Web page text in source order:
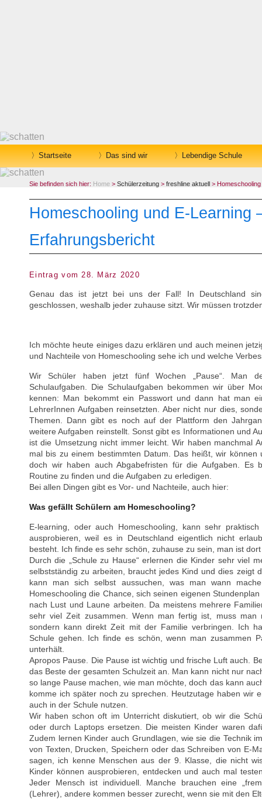
Startseite Das sind wir Lebendige Schule
Sie befinden sich hier: Home > Schülerzeitung > freshline aktuell >
Homeschooling und E-Learning
Erfahrungsbericht
Eintrag vom 28. März 2020
Genau das ist jetzt bei uns der Fall! In Deutschland
geschlossen, weshalb jeder zuhause sitzt. Wir müssen
Ich möchte heute einiges dazu erklären und auch meinen
und Nachteile von Homeschooling sehe ich und welche
Wir Schüler haben jetzt fünf Wochen „Pause“. Man
Schulaufgaben. Die Schulaufgaben bekommen wir über
kennen: Man bekommt ein Passwort und dann hat man
LehrerInnen Aufgaben reinsetzten. Aber nicht nur dies,
Themen. Dann gibt es noch auf der Plattform den
weitere Aufgaben reinstellt. Sonst gibt es Informationen und
ist die Umsetzung nicht immer leicht. Wir haben manchmal
mal bis zu einem bestimmten Datum. Das heißt, wir
doch wir haben auch Abgabefristen für die Aufgaben. Es
Routine zu finden und die Aufgaben zu erledigen.
Bei allen Dingen gibt es Vor- und Nachteile, auch hier:
Was gefällt Schülern am Homeschooling?
E-learning, oder auch Homeschooling, kann sehr
ausprobieren, weil es in Deutschland eigentlich nicht
besteht. Ich finde es sehr schön, zuhause zu sein, man ist
Durch die „Schule zu Hause“ erlernen die Kinder sehr viel
selbstständig zu arbeiten, braucht jedes Kind und dies zeigt
kann man sich selbst aussuchen, was man wann
Homeschooling die Chance, sich seinen eigenen
nach Lust und Laune arbeiten. Da meistens mehrere
sehr viel Zeit zusammen. Wenn man fertig ist, muss
sondern kann direkt Zeit mit der Familie verbringen. Ich
Schule gehen. Ich finde es schön, wenn man zusammen
unterhält.
Apropos Pause. Die Pause ist wichtig und frische Luft auch.
das Beste der gesamten Schulzeit an. Man kann nicht nur
so lange Pause machen, wie man möchte, doch das kann
komme ich später noch zu sprechen. Heutzutage haben wir
auch in der Schule nutzen.
Wir haben schon oft im Unterricht diskutiert, ob wir die
oder durch Laptops ersetzen. Die meisten Kinder waren
Zudem lernen Kinder auch Grundlagen, wie sie die Technik
von Texten, Drucken, Speichern oder das Schreiben von E-
sagen, ich kenne Menschen aus der 9. Klasse, die nicht
Kinder können ausprobieren, entdecken und auch mal
Jeder Mensch ist individuell. Manche brauchen eine
(Lehrer), andere kommen besser zurecht, wenn sie mit den